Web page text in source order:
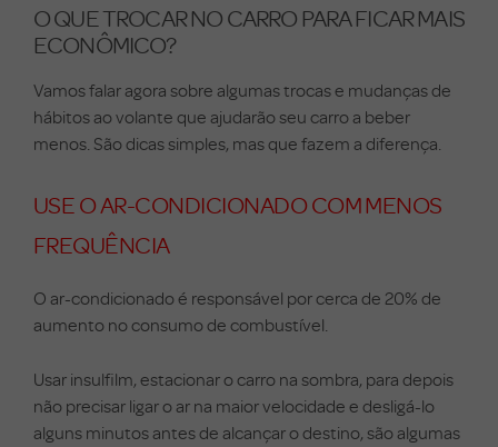
O QUE TROCAR NO CARRO PARA FICAR MAIS
ECONÔMICO?
Vamos falar agora sobre algumas trocas e mudanças de
hábitos ao volante que ajudarão seu carro a beber
menos. São dicas simples, mas que fazem a diferença.
USE O AR-CONDICIONADO COM MENOS
FREQUÊNCIA
O ar-condicionado é responsável por cerca de 20% de
aumento no consumo de combustível.
Usar insulfilm, estacionar o carro na sombra, para depois
não precisar ligar o ar na maior velocidade e desligá-lo
alguns minutos antes de alcançar o destino, são algumas